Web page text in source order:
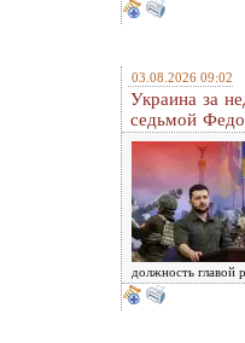
03.08.2026 09:02
Украина за
седьмой
должность главой